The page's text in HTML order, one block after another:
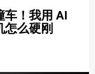
车！我用 AI
么硬刚